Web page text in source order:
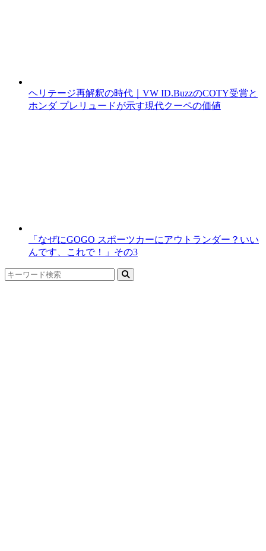
ヘリテージ再解釈の時代｜VW ID.BuzzのCOTY受賞と
ホンダ プレリュードが示す現代クーペの価値
「なぜにGOGO スポーツカーにアウトランダー？いい
んです、これで！」その3